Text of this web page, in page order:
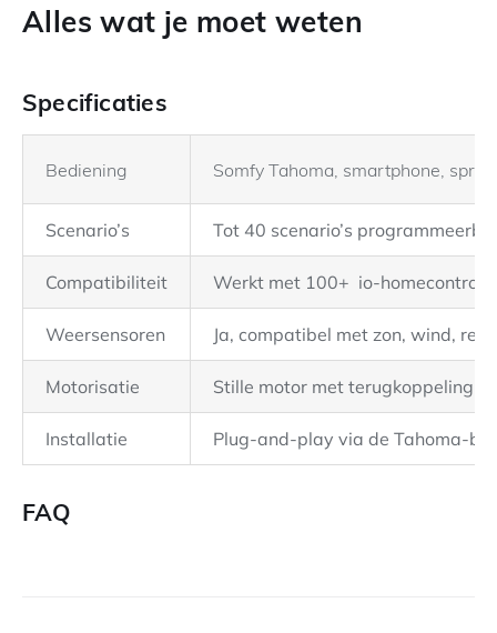
Alles wat je moet weten
Specificaties
Bediening Somfy Tahoma, smartphone,
Scenario’s Tot 40 scenario’s
Compatibiliteit Werkt met 100+ io-homecontrol
Weersensoren Ja, compatibel met zon, wind,
Motorisatie Stille motor met terugkoppeling
Installatie Plug-and-play via de Tahoma-
FAQ